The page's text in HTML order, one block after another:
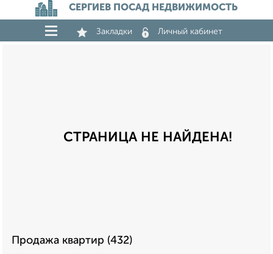
СЕРГИЕВ ПОСАД НЕДВИЖИМОСТЬ
Закладки Личный кабинет
СТРАНИЦА НЕ НАЙДЕНА!
Продажа квартир (432)